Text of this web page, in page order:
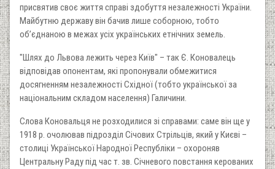
присвятив своє життя справі здобуття незалежності України.
Майбутню державу він бачив лише соборною, тобто
об’єднаною в межах усіх українських етнічних земель.
"Шлях до Львова лежить через Київ" – так Є. Коновалець
відповідав опонентам, які пропонували обмежитися
досягненням незалежності Східної (тобто української за
національним складом населення) Галичини.
Слова Коновальця не розходилися зі справами: саме він ще у
1918 р. очолював підрозділ Січових Стрільців, який у Києві –
столиці Української Народної Республіки – охороняв
Центральну Раду під час т. зв. Січневого повстання керованих